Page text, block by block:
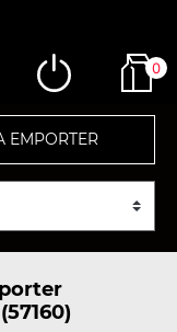
0
EMPORTER